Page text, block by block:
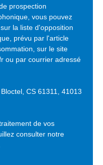
prospection
vous pouvez
la liste d'opposition
prévu par l'article
sur le site
ou par courrier adressé
CS 61311, 41013
de vos
consulter notre